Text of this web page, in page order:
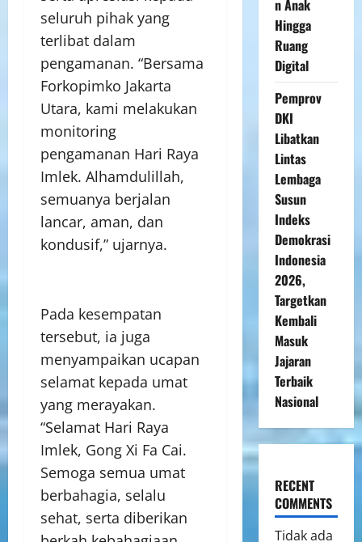
seluruh pihak yang
terlibat dalam
pengamanan. “Bersama
Forkopimko Jakarta
Utara, kami melakukan
monitoring
pengamanan Hari Raya
Imlek. Alhamdulillah,
semuanya berjalan
lancar, aman, dan
kondusif,” ujarnya.
Pada kesempatan
tersebut, ia juga
menyampaikan ucapan
selamat kepada umat
yang merayakan.
“Selamat Hari Raya
Imlek, Gong Xi Fa Cai.
Semoga semua umat
berbahagia, selalu
sehat, serta diberikan
n Anak
Hingga
Ruang
Digital
Pemprov
DKI
Libatkan
Lintas
Lembaga
Susun
Indeks
Demokrasi
Indonesia
2026,
Targetkan
Kembali
Masuk
Jajaran
Terbaik
Nasional
RECENT
COMMENTS
Tidak ada